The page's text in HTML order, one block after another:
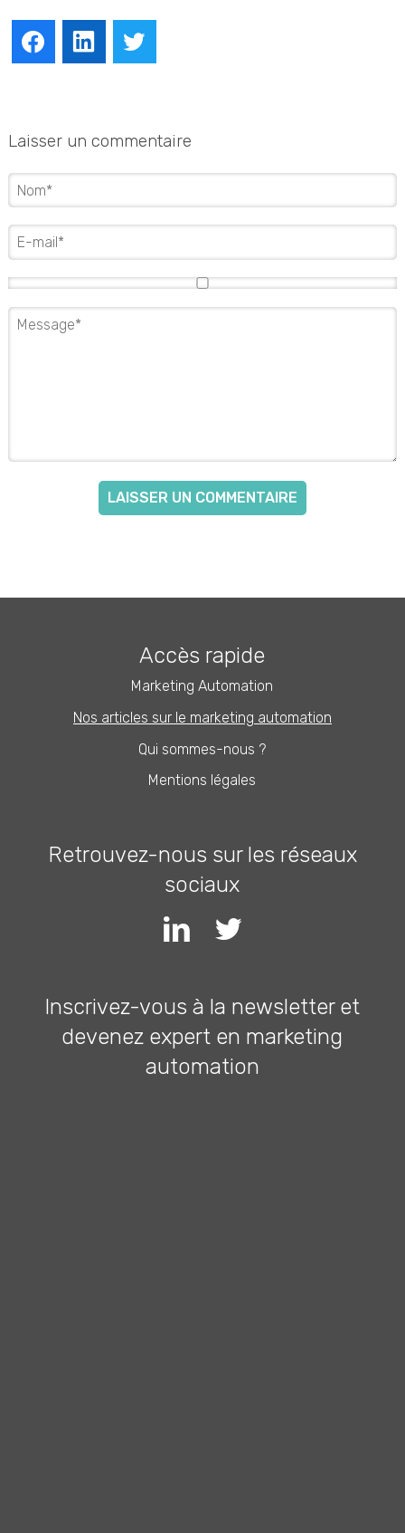
FacebookLinkedIn
Laisser un commentaire
Accès rapide
Marketing Automation
Nos articles sur le marketing automation
Qui sommes-nous ?
Mentions légales
Retrouvez-nous sur les réseaux
sociaux
Inscrivez-vous à la newsletter et
devenez expert en marketing
automation